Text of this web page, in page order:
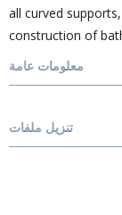
all curved
construction of
معلومات عامة
تنزيل ملفات